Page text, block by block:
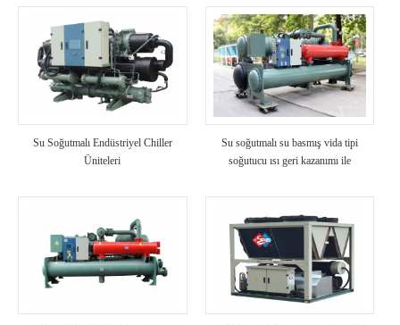
Su Soğutmalı Endüstriyel Chiller
Üniteleri
Su soğutmalı su basmış vida tipi
soğutucu ısı geri kazanımı ile